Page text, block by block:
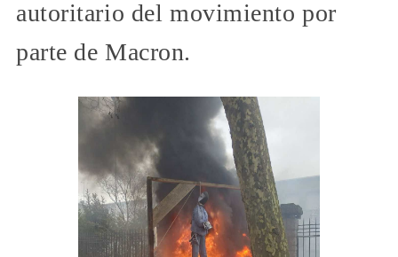
autoritario del movimiento por
parte de Macron.